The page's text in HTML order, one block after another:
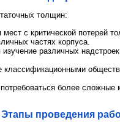
толщин:
с критической потерей
частях корпуса.
различных
более
Этапы проведения